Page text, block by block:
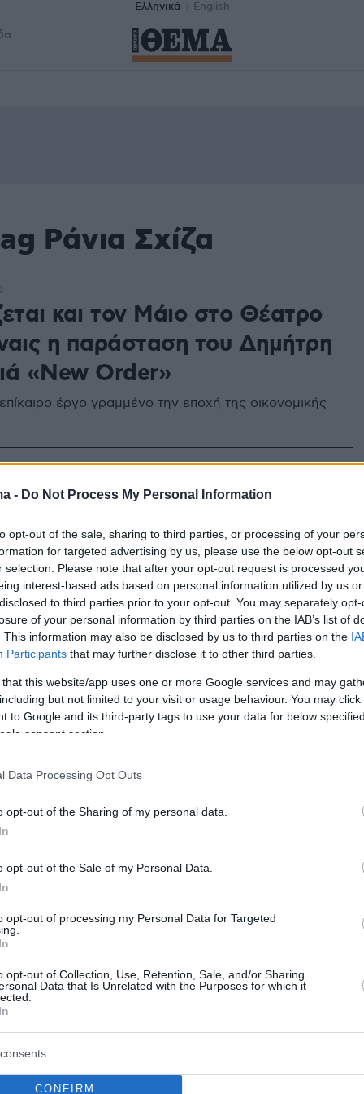
- Do Not Process My Personal Information
opt-out of the sale, sharing to third parties, or processing of your
for targeted advertising by us, please use the below opt-out
selection. Please note that after your opt-out request is processed
interest-based ads based on personal information utilized by us
to third parties prior to your opt-out. You may separately
of your personal information by third parties on the IAB’s list of
This information may also be disclosed by us to third parties on the
Participants that may further disclose it to other third parties.
that this website/app uses one or more Google services and may
but not limited to your visit or usage behaviour. You may
to Google and its third-party tags to use your data for below
consent section.
Data Processing Opt Outs
opt-out of the Sharing of my personal data.
opt-out of the Sale of my Personal Data.
opt-out of processing my Personal Data for Targeted
opt-out of Collection, Use, Retention, Sale, and/or Sharing
Data that Is Unrelated with the Purposes for which it
CONFIRM
Ελληνικά English
Ράνια Σχίζα
και τον Μάιο στο Θέατρο
η παράσταση του Δημήτρη
«New Order»
έργο γραμμένο την εποχή της οικονομικής
για τη σειρά
Το «σενιόρα
δεν είναι βάρος, είναι ένα
μου δουλειά, ήρθε μετά από 13 χρόνια θεατρικής
για τη σειρά
Σχίζα πρωταγωνιστεί στην
«Αράφ» στο θέατρο